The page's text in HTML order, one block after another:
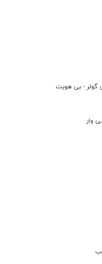
گولر - بی هویت
وار